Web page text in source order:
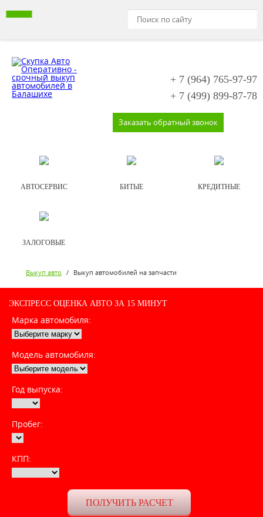
+ 7 (964) 765-97-97
+ 7 (499) 899-87-78
Заказать обратный звонок
АВТОСЕРВИС БИТЫЕ КРЕДИТНЫЕ
ЗАЛОГОВЫЕ
Выкуп авто / Выкуп автомобилей на запчасти
ЭКСПРЕСС ОЦЕНКА АВТО ЗА 15 МИНУТ
Марка автомобиля:
Модель автомобиля:
Год выпуска:
Пробег:
КПП: